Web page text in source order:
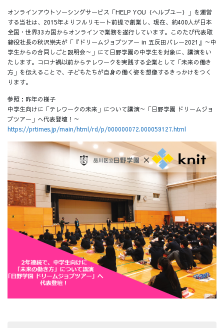
オンラインアウトソーシングサービス「HELP YOU（ヘルプユー）」を運営
する当社は、2015年よりフルリモート前提で創業し、現在、約400人が日本
全国・世界33カ国からオンラインで業務を遂行しています。このたび代表取
締役社長の秋沢崇夫が「『ドリームジョブツアー in 五反田バレー2021』～中
学生からの合同しごと説明会～」にて日野学園の中学生を対象に、講演をい
たします。コロナ禍以前からテレワークを実践する企業として「未来の働き
方」を伝えることで、子どもたちが自身の働く姿を想像するきっかけをつく
ります。
参照：昨年の様子
中学生向けに「テレワークの未来」について講演～「日野学園 ドリームジョ
ブツアー」へ代表登壇！～
https://prtimes.jp/main/html/rd/p/000000072.000059127.html